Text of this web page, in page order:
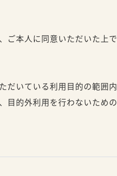
本人に同意いただいた上
いている利用目的の範囲
的外利用を行わないための